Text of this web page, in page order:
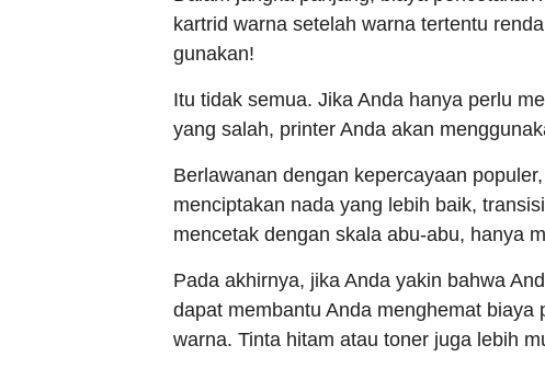
kartrid warna setelah warna tertentu
gunakan!
Itu tidak semua. Jika Anda hanya perlu
yang salah, printer Anda akan
Berlawanan dengan kepercayaan
menciptakan nada yang lebih baik,
mencetak dengan skala abu-abu, hanya
Pada akhirnya, jika Anda yakin bahwa
dapat membantu Anda menghemat
warna. Tinta hitam atau toner juga lebih